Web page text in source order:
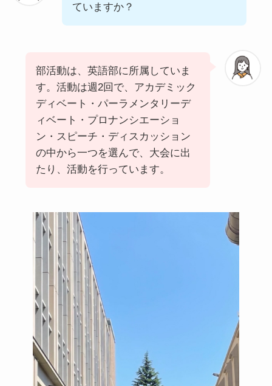
ていますか？
部活動は、英語部に所属していま
す。活動は週2回で、アカデミック
ディベート・パーラメンタリーデ
ィベート・プロナンシエーショ
ン・スピーチ・ディスカッション
の中から一つを選んで、大会に出
たり、活動を行っています。